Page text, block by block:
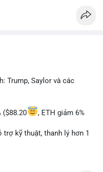
cũng hấp dẫn.
ở khách sạn 5*" (từ bài
110 Bitcoin và SKR token
memecoin và tin tức
lên giá. Rủi ro từ các đề cày
dõi xu hướng "long" hoặc
Trump, Saylor và các
($88.20
, ETH giảm 6%
trợ kỹ thuật, thanh lý hơn 1
dự kiến airdrop token cho